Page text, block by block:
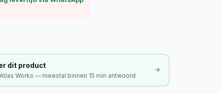
dit product
Works — meestal binnen 15 min antwoord